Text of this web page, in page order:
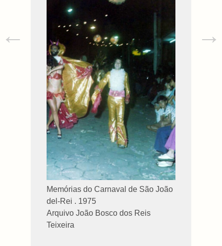
Memórias do Carnaval de São João
del-Rei . 1975
Arquivo João Bosco dos Reis
Teixeira
← →